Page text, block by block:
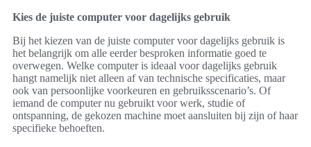
Kies de juiste computer voor dagelijks gebruik
Bij het kiezen van de juiste computer voor dagelijks gebruik is
het belangrijk om alle eerder besproken informatie goed te
overwegen. Welke computer is ideaal voor dagelijks gebruik
hangt namelijk niet alleen af van technische specificaties, maar
ook van persoonlijke voorkeuren en gebruiksscenario’s. Of
iemand de computer nu gebruikt voor werk, studie of
ontspanning, de gekozen machine moet aansluiten bij zijn of haar
specifieke behoeften.